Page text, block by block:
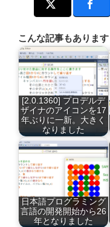
こんな記事もあります
[2.0.1360] プロデルデ
ザイナのアイコンを17
年ぶりに一新。大きく
なりました
日本語プログラミング
言語の開発開始から26
年となりました